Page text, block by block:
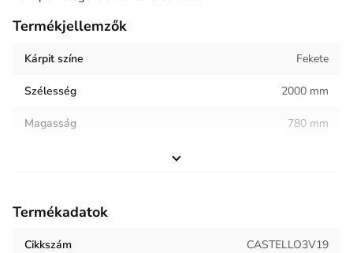
Termékjellemzők
Kárpit színe Fekete
Szélesség 2000 mm
Magasság 780 mm
Kárpit anyaga
Termékadatok
Cikkszám CASTELLO3V19